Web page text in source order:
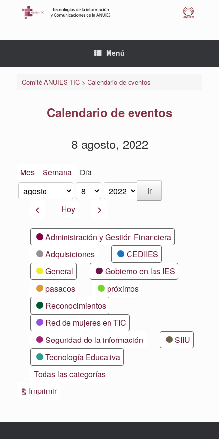
Menú
Comité ANUIES-TIC> Calendario de eventos
Calendario de eventos
8 agosto, 2022
Mes Semana Día
Mes
Día
Año
AnteriorHoy Siguiente
CategoríasAdministración y Gestión Financiera
Adquisiciones
CEDIIES
General
Gobierno en las IES
pasados
próximos
Reconocimientos
Red de mujeres en TIC
Seguridad de la información
SIIU
Tecnología Educativa
Todas las categorías
ImprimirVistas